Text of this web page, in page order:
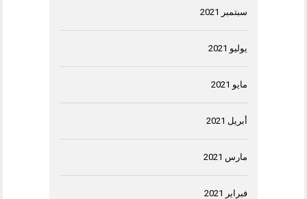
سبتمبر 2021
يوليو 2021
مايو 2021
أبريل 2021
مارس 2021
فبراير 2021